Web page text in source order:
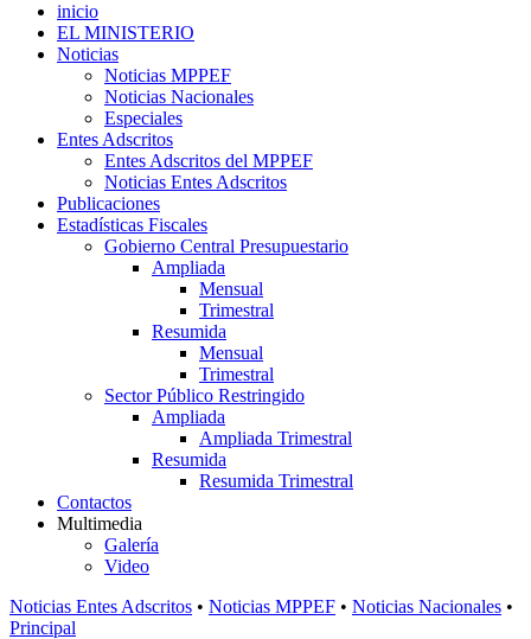
inicio
EL MINISTERIO
Noticias
Noticias MPPEF
Noticias Nacionales
Especiales
Entes Adscritos
Entes Adscritos del MPPEF
Noticias Entes Adscritos
Publicaciones
Estadísticas Fiscales
Gobierno Central Presupuestario
Ampliada
Mensual
Trimestral
Resumida
Mensual
Trimestral
Sector Público Restringido
Ampliada
Ampliada Trimestral
Resumida
Resumida Trimestral
Contactos
Multimedia
Galería
Video
Noticias Entes Adscritos • Noticias MPPEF • Noticias Nacionales •
Principal